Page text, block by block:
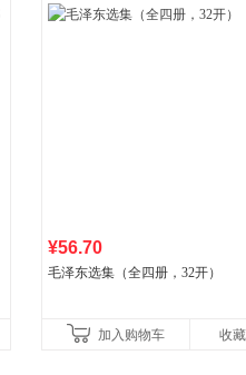
¥56.70
毛泽东选集（全四册，32开）
加入购物车 收藏